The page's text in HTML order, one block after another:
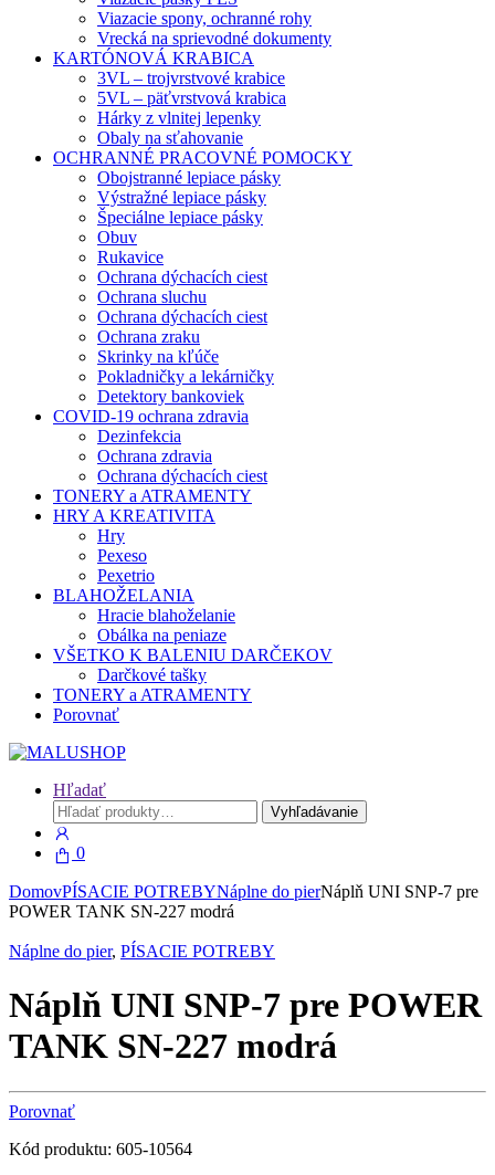
Viazacie spony, ochranné rohy
Vrecká na sprievodné dokumenty
KARTÓNOVÁ KRABICA
3VL – trojvrstvové krabice
5VL – päťvrstvová krabica
Hárky z vlnitej lepenky
Obaly na sťahovanie
OCHRANNÉ PRACOVNÉ POMOCKY
Obojstranné lepiace pásky
Výstražné lepiace pásky
Špeciálne lepiace pásky
Obuv
Rukavice
Ochrana dýchacích ciest
Ochrana sluchu
Ochrana dýchacích ciest
Ochrana zraku
Skrinky na kľúče
Pokladničky a lekárničky
Detektory bankoviek
COVID-19 ochrana zdravia
Dezinfekcia
Ochrana zdravia
Ochrana dýchacích ciest
TONERY a ATRAMENTY
HRY A KREATIVITA
Hry
Pexeso
Pexetrio
BLAHOŽELANIA
Hracie blahoželanie
Obálka na peniaze
VŠETKO K BALENIU DARČEKOV
Darčkové tašky
TONERY a ATRAMENTY
Porovnať
Hľadať
Hľadať:
Vyhľadávanie
0
DomovPÍSACIE POTREBYNáplne do pierNáplň UNI SNP-7 pre
POWER TANK SN-227 modrá
Náplne do pier, PÍSACIE POTREBY
Náplň UNI SNP-7 pre POWER
TANK SN-227 modrá
Porovnať
Kód produktu: 605-10564